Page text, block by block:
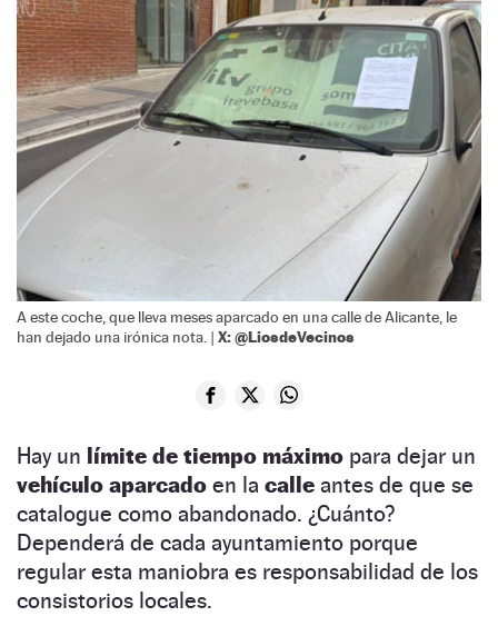
A este coche, que lleva meses aparcado en una calle de Alicante, le
han dejado una irónica nota. | X: @LiosdeVecinos
Hay un límite de tiempo máximo para dejar un
vehículo aparcado en la calle antes de que se
catalogue como abandonado. ¿Cuánto?
Dependerá de cada ayuntamiento porque
regular esta maniobra es responsabilidad de los
consistorios locales.